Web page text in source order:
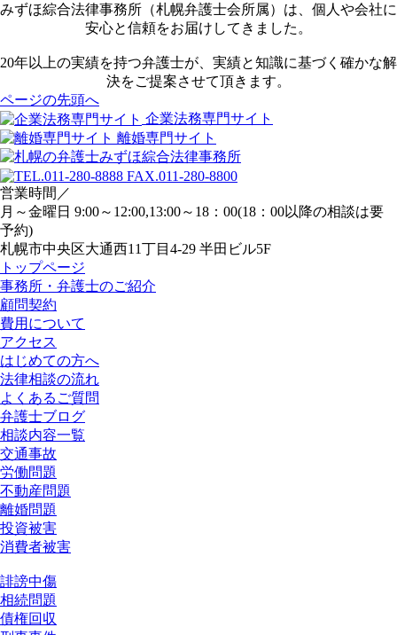
みずほ綜合法律事務所（札幌弁護士会所属）は、個人や会社に
安心と信頼をお届けしてきました。
20年以上の実績を持つ弁護士が、実績と知識に基づく確かな解
決をご提案させて頂きます。
ページの先頭へ
企業法務専門サイト
離婚専門サイト
営業時間／
月～金曜日 9:00～12:00,13:00～18：00(18：00以降の相談は要
予約)
札幌市中央区大通西11丁目4-29 半田ビル5F
トップページ
事務所・弁護士のご紹介
顧問契約
費用について
アクセス
はじめての方へ
法律相談の流れ
よくあるご質問
弁護士ブログ
相談内容一覧
交通事故
労働問題
不動産問題
離婚問題
投資被害
消費者被害
誹謗中傷
相続問題
債権回収